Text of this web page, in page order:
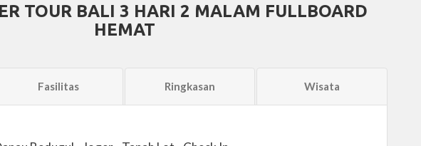
TOUR BALI 3 HARI 2 MALAM FULLBOARD
HEMAT
Fasilitas Ringkasan Wisata